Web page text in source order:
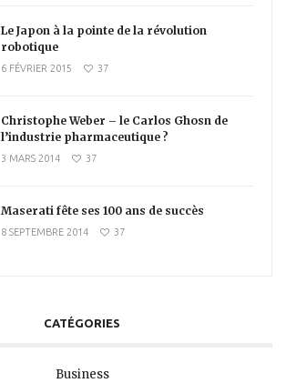
Le Japon à la pointe de la révolution
robotique
6 FÉVRIER 2015 37
Christophe Weber – le Carlos Ghosn de
l’industrie pharmaceutique ?
3 MARS 2014 37
Maserati fête ses 100 ans de succès
8 SEPTEMBRE 2014 37
CATÉGORIES
Business